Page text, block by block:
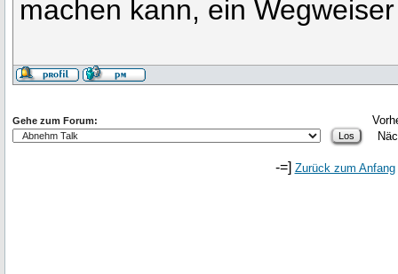
machen kann, ein
Gehe zum Forum:
-=] Zurück zum Anfang